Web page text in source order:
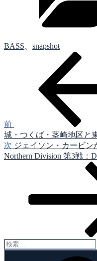
BASS
snapshot
ゲ
ー
シ
前
城・つくば・茎崎地区
次
の
次 ジェイソン・カービン
Northern Division 第3戦：
検